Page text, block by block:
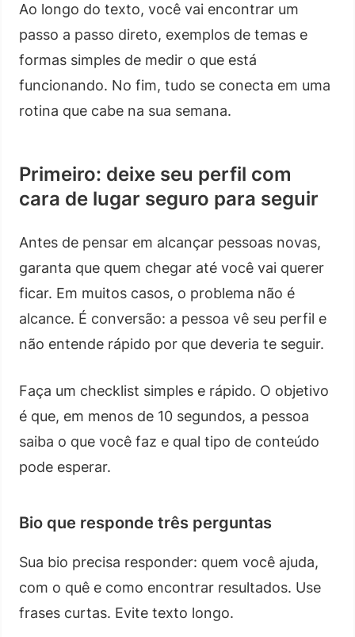
Ao longo do texto, você vai encontrar um
passo a passo direto, exemplos de temas e
formas simples de medir o que está
funcionando. No fim, tudo se conecta em uma
rotina que cabe na sua semana.
Primeiro: deixe seu perfil com
cara de lugar seguro para seguir
Antes de pensar em alcançar pessoas novas,
garanta que quem chegar até você vai querer
ficar. Em muitos casos, o problema não é
alcance. É conversão: a pessoa vê seu perfil e
não entende rápido por que deveria te seguir.
Faça um checklist simples e rápido. O objetivo
é que, em menos de 10 segundos, a pessoa
saiba o que você faz e qual tipo de conteúdo
pode esperar.
Bio que responde três perguntas
Sua bio precisa responder: quem você ajuda,
com o quê e como encontrar resultados. Use
frases curtas. Evite texto longo.